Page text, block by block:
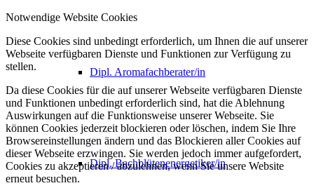
Dipl. Aromafachberater/in
Dipl. Bachblütenenergetiker/in
Notwendige Website Cookies
Diese Cookies sind unbedingt erforderlich, um Ihnen die auf unserer
Webseite verfügbaren Dienste und Funktionen zur Verfügung zu
stellen.
Da diese Cookies für die auf unserer Webseite verfügbaren Dienste
und Funktionen unbedingt erforderlich sind, hat die Ablehnung
Auswirkungen auf die Funktionsweise unserer Webseite. Sie
können Cookies jederzeit blockieren oder löschen, indem Sie Ihre
Browsereinstellungen ändern und das Blockieren aller Cookies auf
dieser Webseite erzwingen. Sie werden jedoch immer aufgefordert,
Cookies zu akzeptieren / abzulehnen, wenn Sie unsere Website
erneut besuchen.